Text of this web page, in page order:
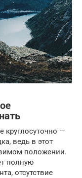
—
ведь в этот
положении.
полную
отсутствие